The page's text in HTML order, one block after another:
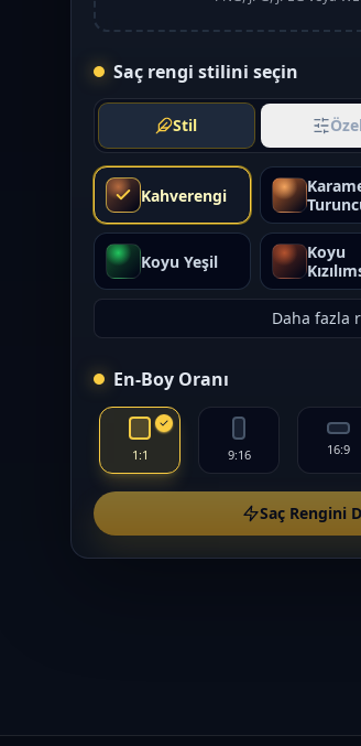
Saç rengi stilini seçin
Stil Özel
Kahverengi
Koyu Yeşil
Koyu
Daha fazla
En-Boy Oranı
1:1 9:16 16:9
Saç Rengini